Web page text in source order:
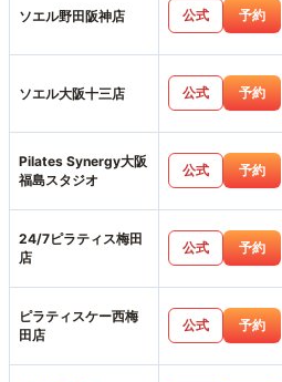
ソエル野田阪神店 公式 予約
ソエル大阪十三店 公式 予約
Pilates Synergy大阪
福島スタジオ
公式 予約
24/7ピラティス梅田
店
公式 予約
ピラティスケー西梅
田店
公式 予約